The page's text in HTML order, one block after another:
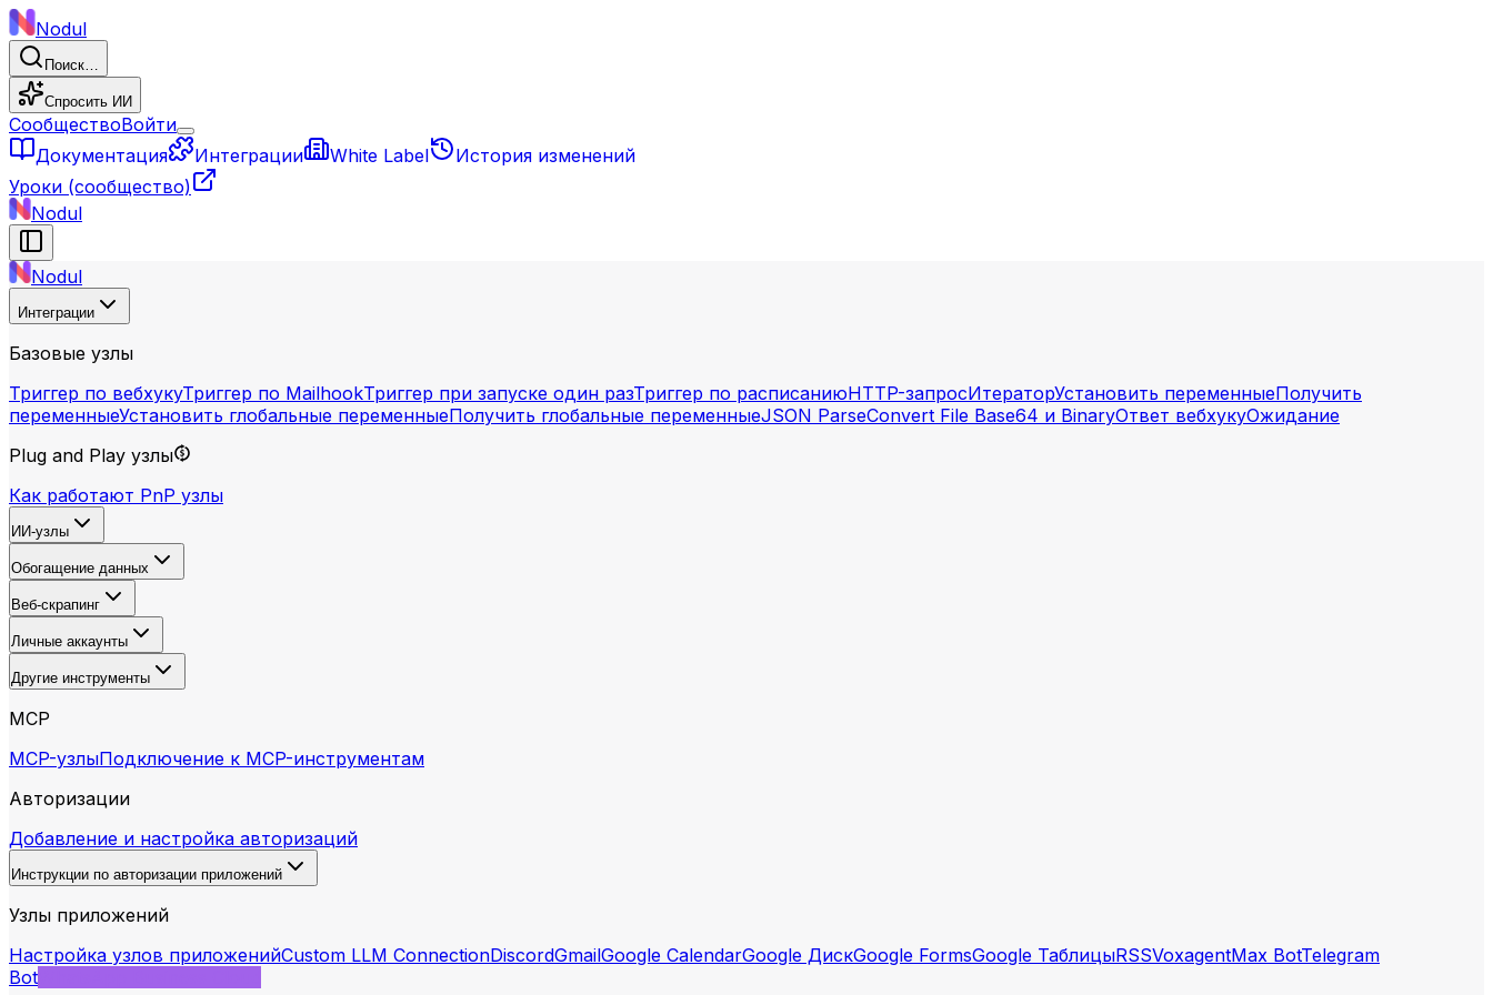
Nodul
Поиск…
Спросить ИИ
СообществоВойти
Документация
Интеграции White Label
История изменений
Уроки (сообщество)
Nodul
Nodul
Интеграции
Базовые узлы
Триггер по вебхукуТриггер по MailhookТриггер при запуске один разТриггер по расписаниюHTTP-запросИтераторУстановить переменныеПолучить
переменныеУстановить глобальные переменныеПолучить глобальные переменныеJSON ParseConvert File Base64 и BinaryОтвет вебхукуОжидание
Plug and Play узлы
Как работают PnP узлы
ИИ-узлы
Обогащение данных
Веб-скрапинг
Личные аккаунты
Другие инструменты
MCP
MCP-узлыПодключение к MCP-инструментам
Авторизации
Добавление и настройка авторизаций
Инструкции по авторизации приложений
Узлы приложений
Настройка узлов приложенийCustom LLM ConnectionDiscordGmailGoogle CalendarGoogle ДискGoogle FormsGoogle ТаблицыRSSVoxagentMax BotTelegram
Bot